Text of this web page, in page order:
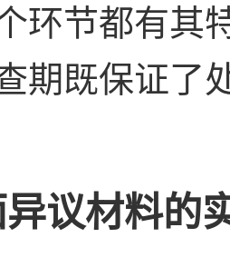
环节都有其
期既保证了
议材料的